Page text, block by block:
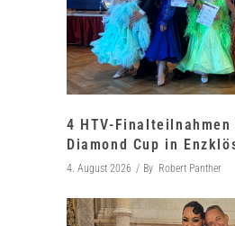
4 HTV-Finalteilnahmen
Diamond Cup in
4. August 2026 By Robert Panther